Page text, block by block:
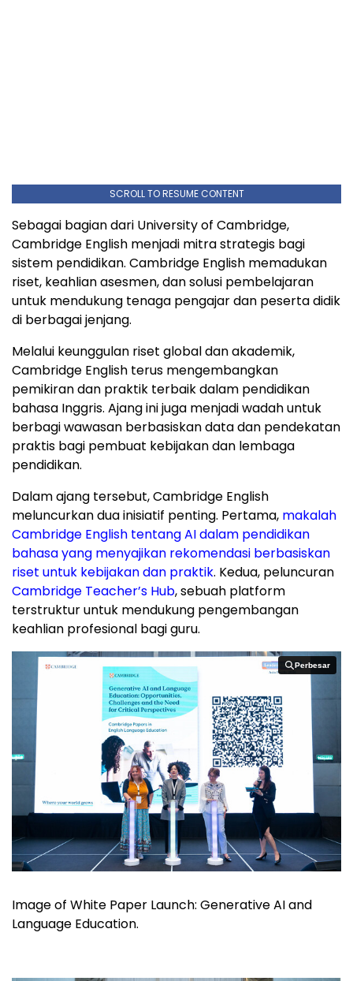
SCROLL TO RESUME CONTENT
Sebagai bagian dari University of Cambridge,
Cambridge English menjadi mitra strategis bagi
sistem pendidikan. Cambridge English memadukan
riset, keahlian asesmen, dan solusi pembelajaran
untuk mendukung tenaga pengajar dan peserta didik
di berbagai jenjang.
Melalui keunggulan riset global dan akademik,
Cambridge English terus mengembangkan
pemikiran dan praktik terbaik dalam pendidikan
bahasa Inggris. Ajang ini juga menjadi wadah untuk
berbagi wawasan berbasiskan data dan pendekatan
praktis bagi pembuat kebijakan dan lembaga
pendidikan.
Dalam ajang tersebut, Cambridge English
meluncurkan dua inisiatif penting. Pertama, makalah
Cambridge English tentang AI dalam pendidikan
bahasa yang menyajikan rekomendasi berbasiskan
riset untuk kebijakan dan praktik. Kedua, peluncuran
Cambridge Teacher’s Hub, sebuah platform
terstruktur untuk mendukung pengembangan
keahlian profesional bagi guru.
Perbesar
Perbesar
Image of White Paper Launch: Generative AI and
Language Education.